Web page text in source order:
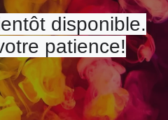
disponible.
patience!